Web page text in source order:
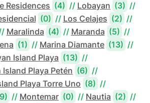
Residences (4) // Lobayan (3) //
(0) // Los Celajes (2) //
Maralinda (4) // Maranda (5) //
(1) // Marina Diamante (13) //
Island Playa (13) //
Island Playa Petén (6) //
Playa Torre Uno (8) //
// Montemar (0) // Nautia (2) //